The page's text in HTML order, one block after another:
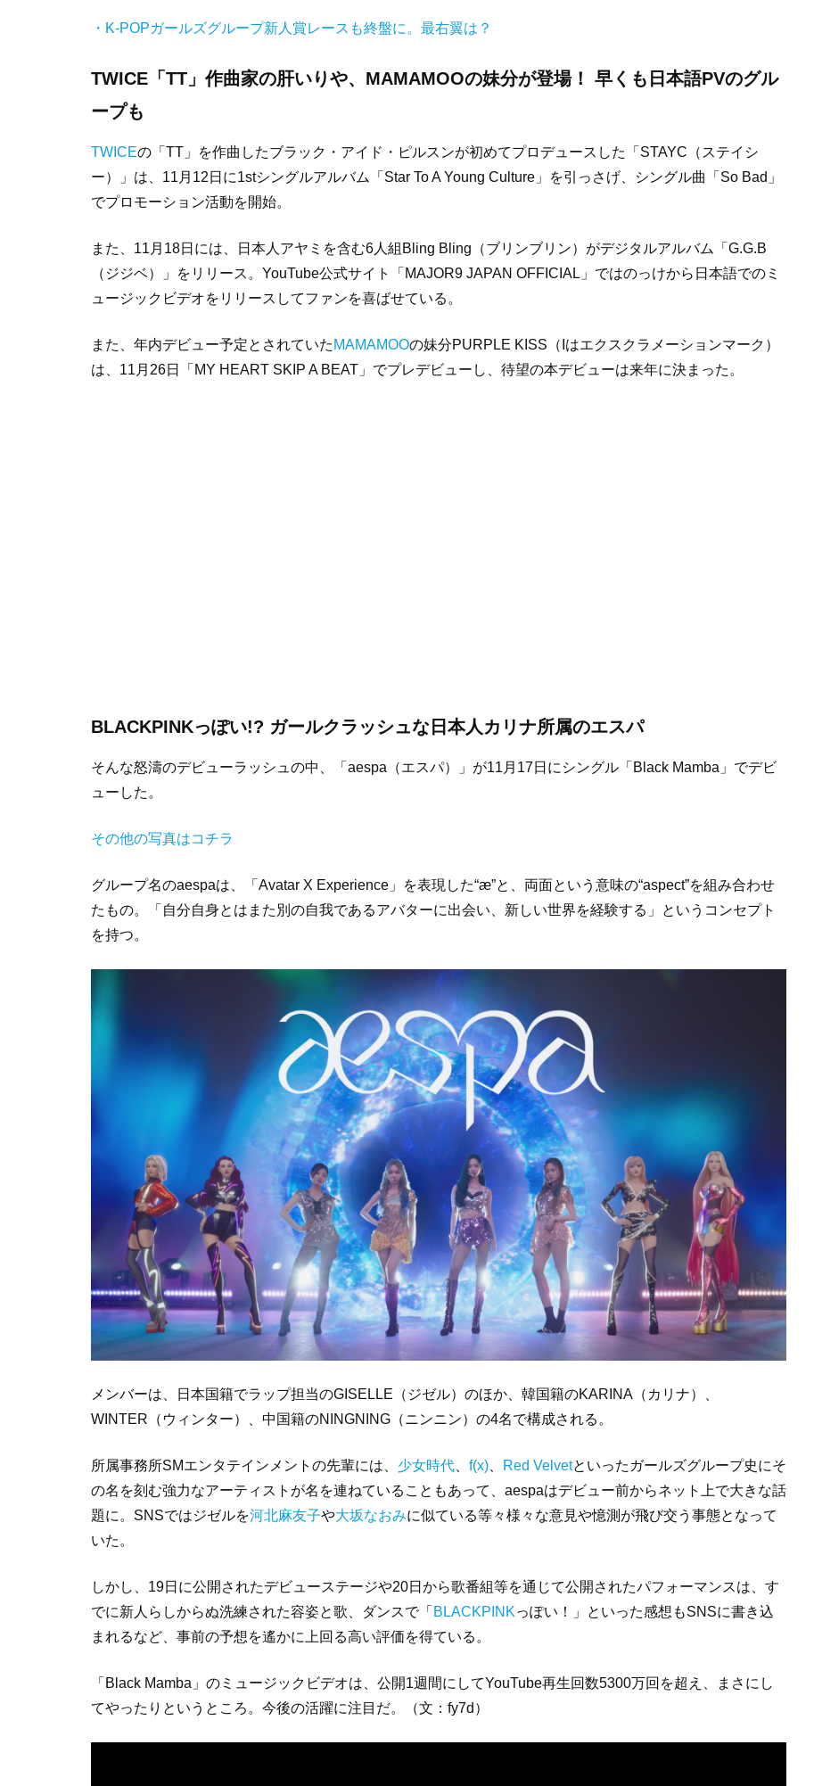
・K-POPガールズグループ新人賞レースも終盤に。最右翼は？
TWICE「TT」作曲家の肝いりや、MAMAMOOの妹分が登場！ 早くも日本語PVのグル
ープも
TWICEの「TT」を作曲したブラック・アイド・ピルスンが初めてプロデュースした「STAYC（ステイシ
ー）」は、11月12日に1stシングルアルバム「Star To A Young Culture」を引っさげ、シングル曲「So Bad」
でプロモーション活動を開始。
また、11月18日には、日本人アヤミを含む6人組Bling Bling（ブリンブリン）がデジタルアルバム「G.G.B
（ジジベ）」をリリース。YouTube公式サイト「MAJOR9 JAPAN OFFICIAL」ではのっけから日本語でのミ
ュージックビデオをリリースしてファンを喜ばせている。
また、年内デビュー予定とされていた MAMAMOOの妹分PURPLE KISS（Iはエクスクラメーションマーク）
は、11月26日「MY HEART SKIP A BEAT」でプレデビューし、待望の本デビューは来年に決まった。
BLACKPINKっぽい!? ガールクラッシュな日本人カリナ所属のエスパ
そんな怒濤のデビューラッシュの中、「aespa（エスパ）」が11月17日にシングル「Black Mamba」でデビ
ューした。
その他の写真はコチラ
グループ名のaespaは、「Avatar X Experience」を表現した“æ”と、両面という意味の“aspect”を組み合わせ
たもの。「自分自身とはまた別の自我であるアバターに出会い、新しい世界を経験する」というコンセプト
を持つ。
メンバーは、日本国籍でラップ担当のGISELLE（ジゼル）のほか、韓国籍のKARINA（カリナ）、
WINTER（ウィンター）、中国籍のNINGNING（ニンニン）の4名で構成される。
所属事務所SMエンタテインメントの先輩には、 少女時代 f(x) Red Velvetといったガールズグループ史にそ
の名を刻む強力なアーティストが名を連ねていることもあって、aespaはデビュー前からネット上で大きな話
題に。SNSではジゼルを河北麻友子や大坂なおみに似ている等々様々な意見や憶測が飛び交う事態となって
いた。
しかし、19日に公開されたデビューステージや20日から歌番組等を通じて公開されたパフォーマンスは、す
でに新人らしからぬ洗練された容姿と歌、ダンスで「 BLACKPINKっぽい！」といった感想もSNSに書き込
まれるなど、事前の予想を遙かに上回る高い評価を得ている。
「Black Mamba」のミュージックビデオは、公開1週間にしてYouTube再生回数5300万回を超え、まさにし
てやったりというところ。今後の活躍に注目だ。（文：fy7d）